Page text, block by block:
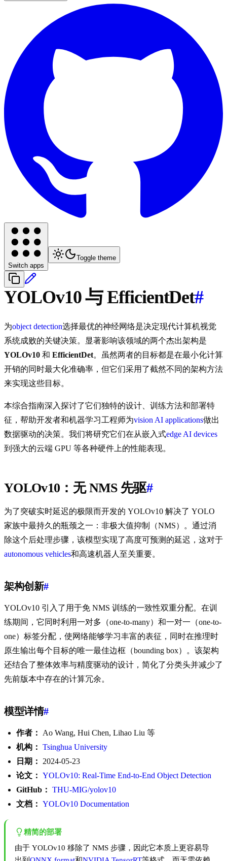
Switch apps
Toggle theme
YOLOv10 与 EfficientDet#
为object detection选择最优的神经网络是决定现代计算机视觉
系统成败的关键决策。显著影响该领域的两个杰出架构是
YOLOv10 和 EfficientDet。虽然两者的目标都是在最小化计算
开销的同时最大化准确率，但它们采用了截然不同的架构方法
来实现这些目标。
本综合指南深入探讨了它们独特的设计、训练方法和部署特
征，帮助开发者和机器学习工程师为vision AI applications做出
数据驱动的决策。我们将研究它们在从嵌入式edge AI devices
到强大的云端 GPU 等各种硬件上的性能表现。
YOLOv10：无 NMS 先驱#
为了突破实时延迟的极限而开发的 YOLOv10 解决了 YOLO
家族中最持久的瓶颈之一：非极大值抑制（NMS）。通过消
除这个后处理步骤，该模型实现了高度可预测的延迟，这对于
autonomous vehicles和高速机器人至关重要。
架构创新#
YOLOv10 引入了用于免 NMS 训练的一致性双重分配。在训
练期间，它同时利用一对多（one-to-many）和一对一（one-to-
one）标签分配，使网络能够学习丰富的表征，同时在推理时
原生输出每个目标的唯一最佳边框（bounding box）。该架构
还结合了整体效率与精度驱动的设计，简化了分类头并减少了
先前版本中存在的计算冗余。
模型详情#
作者：
Ao Wang, Hui Chen, Lihao Liu 等
机构： Tsinghua University
日期：
2024-05-23
论文： YOLOv10: Real-Time End-to-End Object Detection
GitHub： THU-MIG/yolov10
文档： YOLOv10 Documentation
精简的部署
由于 YOLOv10 移除了 NMS 步骤，因此它本质上更容易导